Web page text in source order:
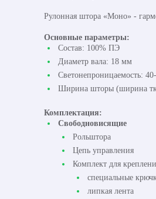
Рулонная штора «Моно» -
Основные параметры:
Состав: 100% ПЭ
Диаметр вала: 18 мм
Светонепроницаемость:
Ширина шторы (ширина
Комплектация:
Свободновисящие
Рольштора
Цепь управления
Комплект для
специальные
липкая лента